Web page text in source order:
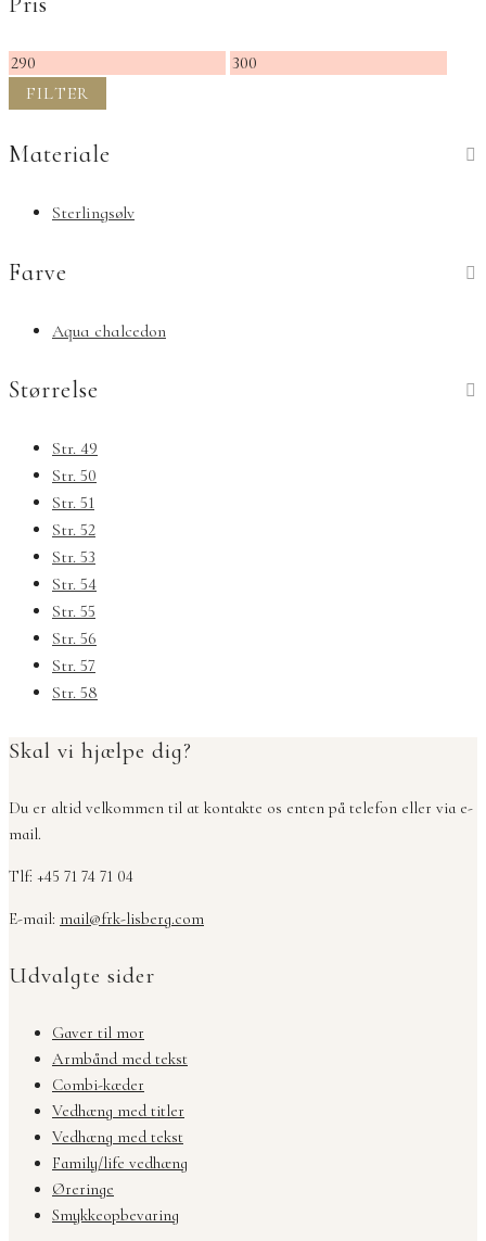
Mindste
pris
Højeste
FILTER
Materiale
Sterlingsølv
Farve
Aqua chalcedon
Størrelse
Str. 49
Str. 50
Str. 51
Str. 52
Str. 53
Str. 54
Str. 55
Str. 56
Str. 57
Str. 58
Skal vi hjælpe dig?
Du er altid velkommen til at kontakte os enten på telefon eller via e-
mail.
Tlf: +45 71 74 71 04
E-mail: mail@frk-lisberg.com
Udvalgte sider
Gaver til mor
Armbånd med tekst
Combi-kæder
Vedhæng med titler
Vedhæng med tekst
Family/life vedhæng
Øreringe
Smykkeopbevaring